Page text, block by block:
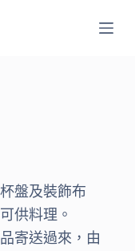
盤及裝飾布
供料理。
寄送過來，由